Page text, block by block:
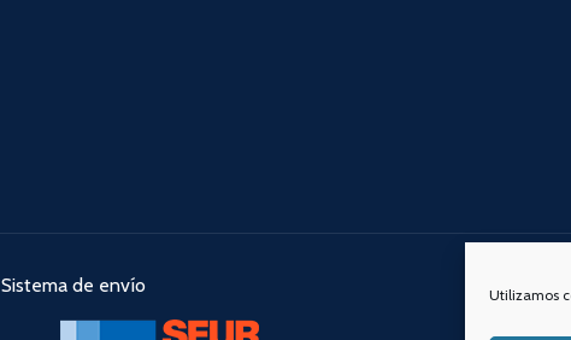
Utilizamos
Sistema de envío